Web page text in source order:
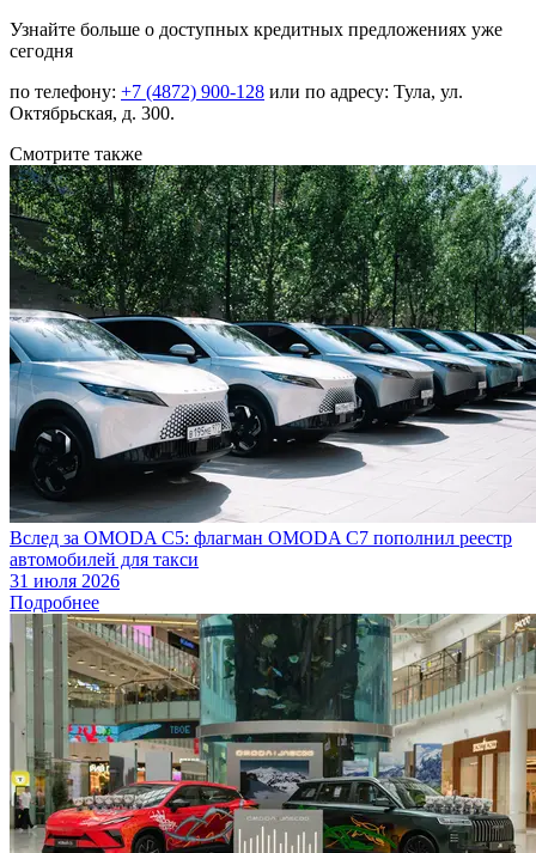
Узнайте больше о доступных кредитных предложениях уже
сегодня
по телефону: +7 (4872) 900-128 или по адресу: Тула, ул.
Октябрьская, д. 300.
Смотрите также
Вслед за OMODA C5: флагман OMODA C7 пополнил реестр
автомобилей для такси
31 июля 2026
Подробнее